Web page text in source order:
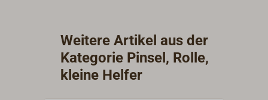
Weitere Artikel aus der
Kategorie Pinsel, Rolle,
kleine Helfer